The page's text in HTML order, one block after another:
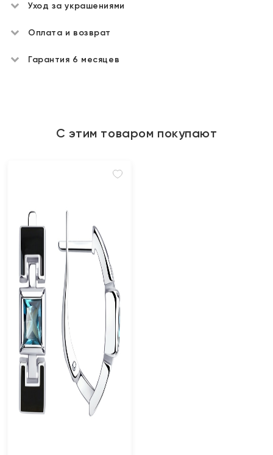
Уход за украшениями
Оплата и возврат
Гарантия 6 месяцев
С этим товаром покупают